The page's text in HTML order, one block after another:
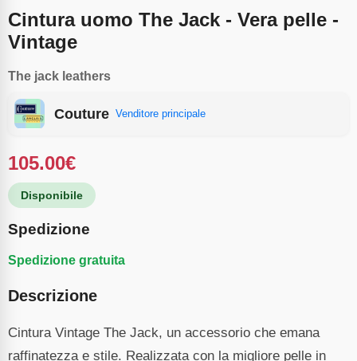
Cintura uomo The Jack - Vera pelle -
Vintage
The jack leathers
Couture Venditore principale
105.00€
Disponibile
Spedizione
Spedizione gratuita
Descrizione
Cintura Vintage The Jack, un accessorio che emana
raffinatezza e stile. Realizzata con la migliore pelle in